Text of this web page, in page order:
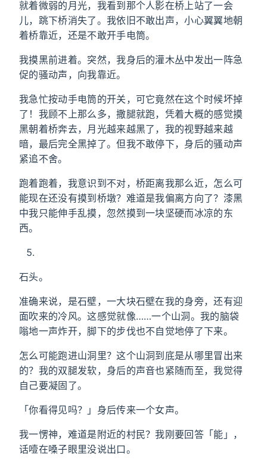
就着微弱的月光，我看到那个人影在桥上站了一会
儿，跳下桥消失了。我依旧不敢出声，小心翼翼地朝
着桥靠近，还是不敢开手电筒。
我摸黑前进着。突然，我身后的灌木丛中发出一阵急
促的骚动声，向我靠近。
我急忙按动手电筒的开关，可它竟然在这个时候坏掉
了！我顾不上那么多，撒腿就跑，凭着大概的感觉摸
黑朝着桥奔去，月光越来越黑了，我的视野越来越
暗，最后完全黑掉了。但我不敢停下，身后的骚动声
紧追不舍。
跑着跑着，我意识到不对，桥距离我那么近，怎么可
能现在还没有摸到桥墩？难道是我偏离方向了？漆黑
中我只能伸手乱摸，忽然摸到一块坚硬而冰凉的东
西。
石头。
准确来说，是石壁，一大块石壁在我的身旁，还有迎
面吹来的冷风。这感觉就像……一个山洞。我的脑袋
嗡地一声炸开，脚下的步伐也不自觉地停了下来。
怎么可能跑进山洞里？这个山洞到底是从哪里冒出来
的？我的双腿发软，身后的声音也紧随而至，我觉得
自己要凝固了。
「你看得见吗？」身后传来一个女声。
我一愣神，难道是附近的村民？我刚要回答「能」，
话噎在嗓子眼里没说出口。